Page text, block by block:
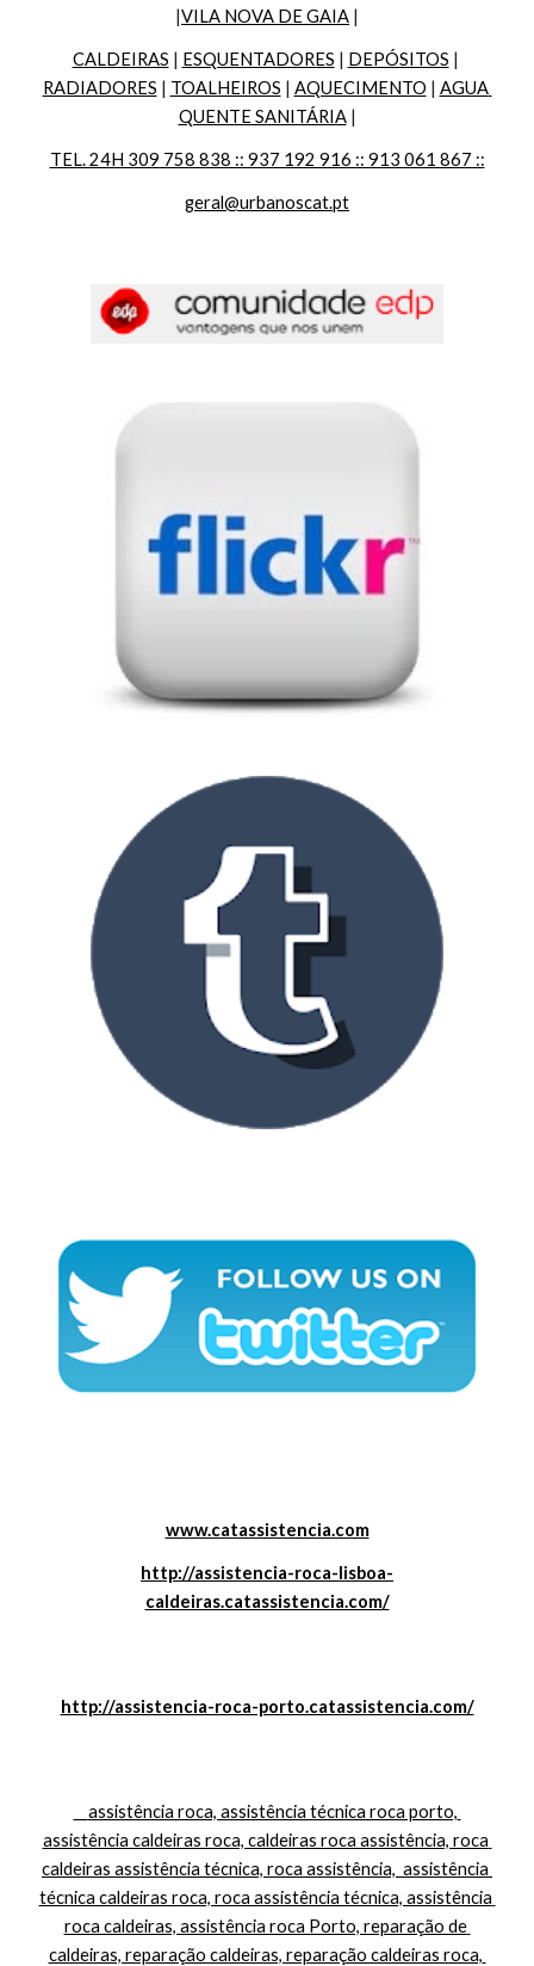
|VILA NOVA DE GAIA |
CALDEIRAS | ESQUENTADORES | DEPÓSITOS
RADIADORES | TOALHEIROS | AQUECIMENTO | AGUA
QUENTE SANITÁRIA |
TEL. 24H 309 758 838 :: 937 192 916 :: 913 061 867 ::
geral@urbanoscat.pt
www.catassistencia.com
http://assistencia-roca-lisboa-
caldeiras.catassistencia.com/
http://assistencia-roca-porto.catassistencia.com/
assistência caldeiras roca, caldeiras roca assistência, roca
caldeiras assistência técnica, roca assistência,  assistência
técnica caldeiras roca, roca assistência técnica, assistência
roca caldeiras, assistência roca Porto, reparação de
caldeiras, reparação caldeiras, reparação caldeiras roca,